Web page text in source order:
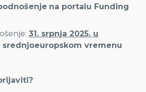
na portalu Funding
31. srpnja 2025. u
srednjoeuropskom vremenu